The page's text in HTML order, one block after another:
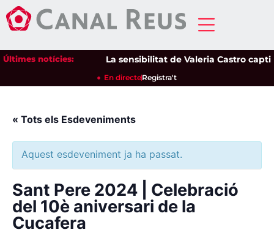
Últimes notícies: La sensibilitat de Valeria Castro
En directeRegistra't
« Tots els Esdeveniments
Aquest esdeveniment ja ha passat.
Sant Pere 2024 | Celebració
del 10è aniversari de la
Cucafera